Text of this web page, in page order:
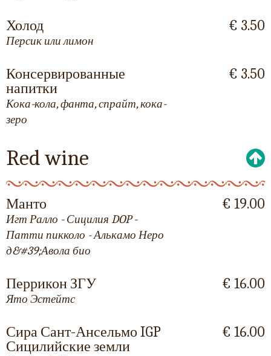
Холод
Персик или лимон
€ 3.50
Консервированные
напитки
Кока-кола, фанта, спрайт, кока-
зеро
€ 3.50
Red wine
Манто
Игт Ралло - Сицилия DOP -
Патти пикколо - Алькамо Неро
д&#39;Авола био
€ 19.00
Перрикон ЗГУ
Ято Эстейтс
€ 16.00
Сира Сант-Ансельмо IGP
Сицилийские земли
€ 16.00